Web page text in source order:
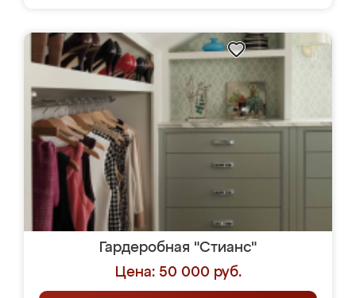
Гардеробная "Стианс"
Цена: 50 000 руб.